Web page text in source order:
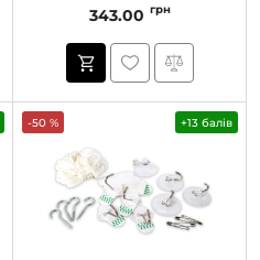
343.00 грн
-50 % +13 балів